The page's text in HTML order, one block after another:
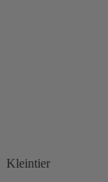
Kleintier